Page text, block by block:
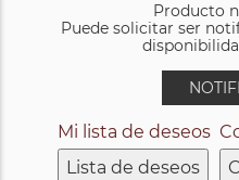
Producto
Puede solicitar ser
Mi lista de deseos
Lista de deseos